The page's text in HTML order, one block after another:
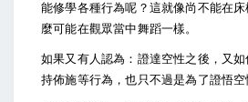
能修學各種行為呢？這就像尚不能在
麼可能在觀眾當中舞蹈一樣。
如果又有人認為：證達空性之後，又
持佈施等行為，也只不過是為了證悟空